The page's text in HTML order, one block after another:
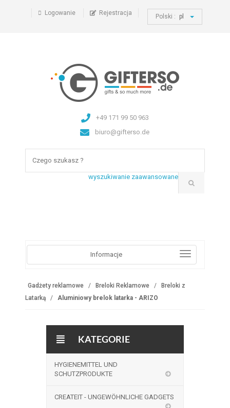
Logowanie Rejestracja Polski : pl
+49 171 99 50 963
biuro@gifterso.de
wyszukiwanie zaawansowane
Informacje
Gadżety reklamowe Breloki Reklamowe
Breloki z
Latarką
Aluminiowy brelok latarka - ARIZO
KATEGORIE
HYGIENEMITTEL UND
SCHUTZPRODUKTE
CREATEIT - UNGEWÖHNLICHE GADGETS